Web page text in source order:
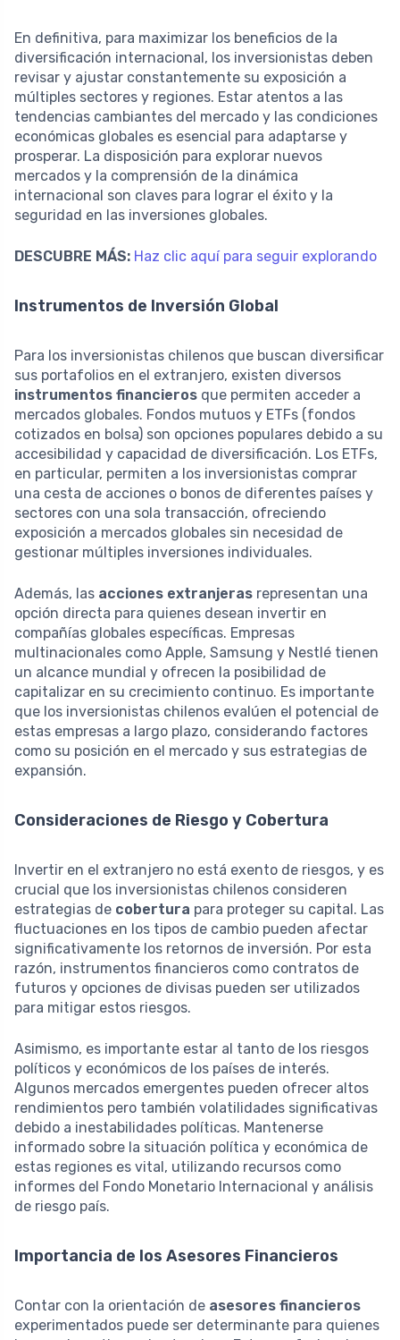
En definitiva, para maximizar los beneficios de la
diversificación internacional, los inversionistas deben
revisar y ajustar constantemente su exposición a
múltiples sectores y regiones. Estar atentos a las
tendencias cambiantes del mercado y las condiciones
económicas globales es esencial para adaptarse y
prosperar. La disposición para explorar nuevos
mercados y la comprensión de la dinámica
internacional son claves para lograr el éxito y la
seguridad en las inversiones globales.
DESCUBRE MÁS: Haz clic aquí para seguir explorando
Instrumentos de Inversión Global
Para los inversionistas chilenos que buscan diversificar
sus portafolios en el extranjero, existen diversos
instrumentos financieros que permiten acceder a
mercados globales. Fondos mutuos y ETFs (fondos
cotizados en bolsa) son opciones populares debido a su
accesibilidad y capacidad de diversificación. Los ETFs,
en particular, permiten a los inversionistas comprar
una cesta de acciones o bonos de diferentes países y
sectores con una sola transacción, ofreciendo
exposición a mercados globales sin necesidad de
gestionar múltiples inversiones individuales.
Además, las acciones extranjeras representan una
opción directa para quienes desean invertir en
compañías globales específicas. Empresas
multinacionales como Apple, Samsung y Nestlé tienen
un alcance mundial y ofrecen la posibilidad de
capitalizar en su crecimiento continuo. Es importante
que los inversionistas chilenos evalúen el potencial de
estas empresas a largo plazo, considerando factores
como su posición en el mercado y sus estrategias de
expansión.
Consideraciones de Riesgo y Cobertura
Invertir en el extranjero no está exento de riesgos, y es
crucial que los inversionistas chilenos consideren
estrategias de cobertura para proteger su capital. Las
fluctuaciones en los tipos de cambio pueden afectar
significativamente los retornos de inversión. Por esta
razón, instrumentos financieros como contratos de
futuros y opciones de divisas pueden ser utilizados
para mitigar estos riesgos.
Asimismo, es importante estar al tanto de los riesgos
políticos y económicos de los países de interés.
Algunos mercados emergentes pueden ofrecer altos
rendimientos pero también volatilidades significativas
debido a inestabilidades políticas. Mantenerse
informado sobre la situación política y económica de
estas regiones es vital, utilizando recursos como
informes del Fondo Monetario Internacional y análisis
de riesgo país.
Importancia de los Asesores Financieros
Contar con la orientación de asesores financieros
experimentados puede ser determinante para quienes